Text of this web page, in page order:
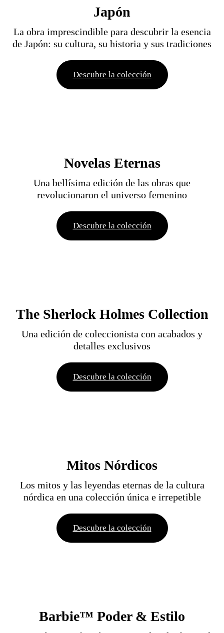
Japón
La obra imprescindible para descubrir la esencia
de Japón: su cultura, su historia y sus tradiciones
Descubre la colección
Novelas Eternas
Una bellísima edición de las obras que
revolucionaron el universo femenino
Descubre la colección
The Sherlock Holmes Collection
Una edición de coleccionista con acabados y
detalles exclusivos
Descubre la colección
Mitos Nórdicos
Los mitos y las leyendas eternas de la cultura
nórdica en una colección única e irrepetible
Descubre la colección
Barbie™ Poder & Estilo